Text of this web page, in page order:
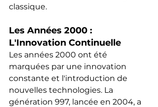
classique.
Les Années 2000 :
L'Innovation Continuelle
Les années 2000 ont été
marquées par une innovation
constante et l'introduction de
nouvelles technologies. La
génération 997, lancée en 2004, a